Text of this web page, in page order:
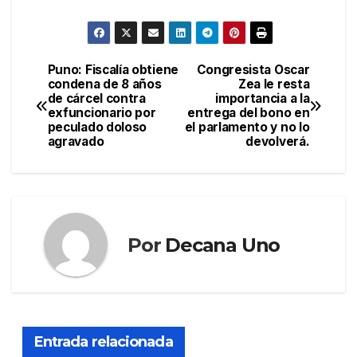
Navegación
de
entradas
Congresista Oscar
Zea le resta
importancia a la
entrega del bono en
el parlamento y no lo
devolverá.
Puno: Fiscalía obtiene
condena de 8 años
de cárcel contra
exfuncionario por
peculado doloso
agravado
Por Decana Uno
Entrada relacionada